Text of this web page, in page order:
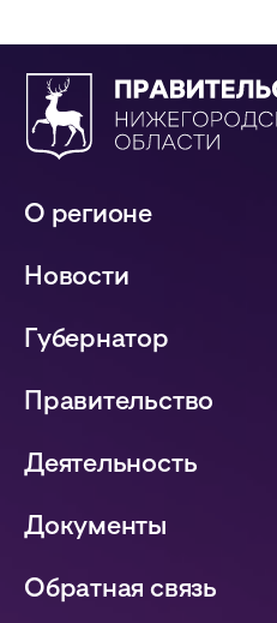
О регионе
Новости
Губернатор
Правительство
Деятельность
Документы
Обратная связь